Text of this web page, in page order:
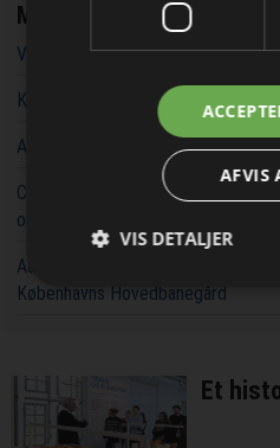
Jeg
Mest læste
Vandværker i Randers kører på
Kaospilot skal skabe kreative
Aarsleff vinder energiprojekter til
Chef i Forsvarets Materiel- og
omfattende og grov millionsvig
Aarsleff får ansvaret for at udvide
Københavns Hovedbanegård
Et
AFVIS
VIS DETALJER